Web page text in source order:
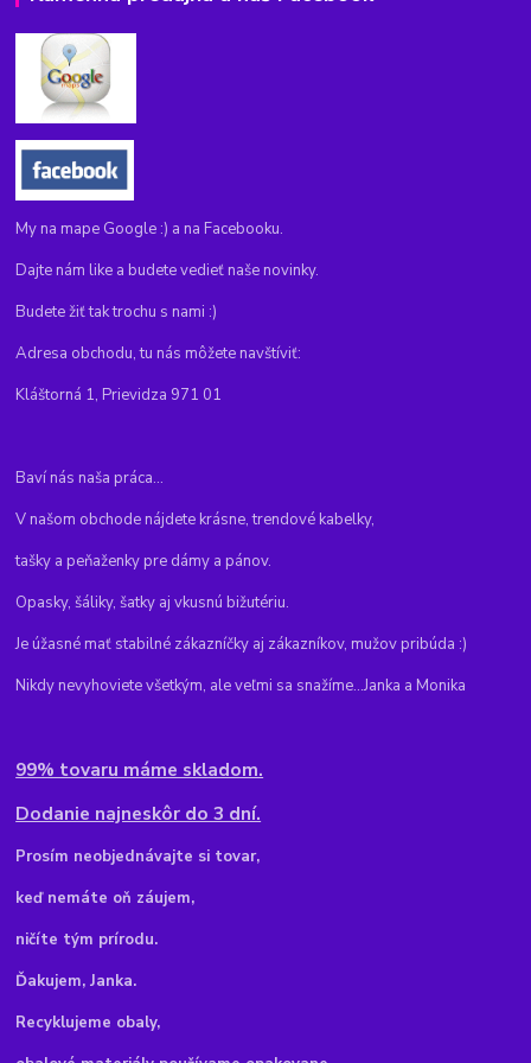
My na mape Google :) a na Facebooku.
Dajte nám like a budete vedieť naše novinky.
Budete žiť tak trochu s nami :)
Adresa obchodu, tu nás môžete navštíviť:
Kláštorná 1, Prievidza 971 01
Baví nás naša práca...
V našom obchode nájdete krásne, trendové kabelky,
tašky a peňaženky pre dámy a pánov.
Opasky, šáliky, šatky aj vkusnú bižutériu.
Je úžasné mať stabilné zákazníčky aj zákazníkov, mužov pribúda :)
Nikdy nevyhoviete všetkým, ale veľmi sa snažíme...Janka a Monika
99% tovaru máme skladom.
Dodanie najneskôr do 3 dní.
Prosím neobjednávajte si tovar,
keď nemáte oň záujem,
ničíte tým prírodu.
Ďakujem, Janka.
Recyklujeme obaly,